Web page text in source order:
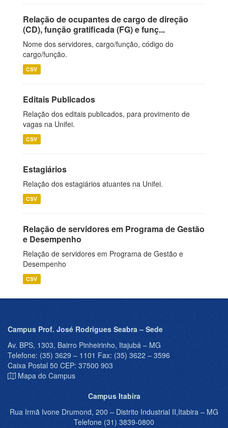
Relação de ocupantes de cargo de direção
(CD), função gratificada (FG) e funç...
Nome dos servidores, cargo/função, código do
cargo/função.
CSV
Editais Publicados
Relação dos editais publicados, para provimento de
vagas na Unifei.
CSV
Estagiários
Relação dos estagiários atuantes na Unifei.
CSV
Relação de servidores em Programa de Gestão
e Desempenho
Relação de servidores em Programa de Gestão e
Desempenho
CSV
Campus Prof. José Rodrigues Seabra – Sede
Av. BPS, 1303, Bairro Pinheirinho, Itajubá – MG
Telefone: (35) 3629 – 1101 Fax: (35) 3622 – 3596
Caixa Postal 50 CEP: 37500 903
Mapa do Campus
Campus Itabira
Rua Irmã Ivone Drumond, 200 – Distrito Industrial II,Itabira – MG
Telefone (31) 3839-0800